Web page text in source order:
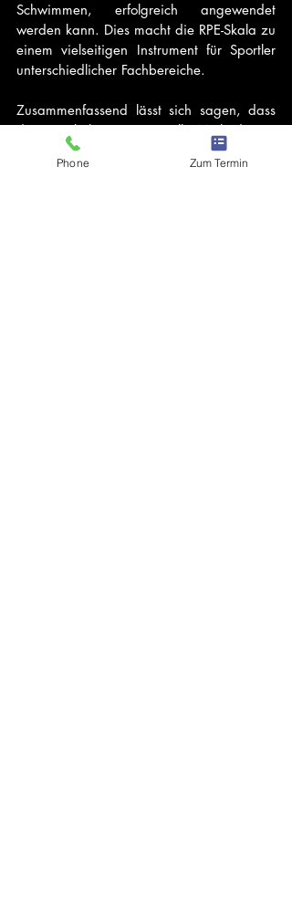
Schwimmen, erfolgreich angewendet
werden kann. Dies macht die RPE-Skala zu
einem vielseitigen Instrument für Sportler
unterschiedlicher Fachbereiche.
Zusammenfassend lässt sich sagen, dass
die RPE-Skala eine wertvolle Methode zur
Bewertung des subjektiven
Belastungsempfindens in Kraft- und
Phone Zum Termin